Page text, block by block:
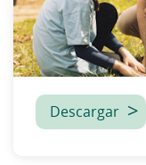
Descargar